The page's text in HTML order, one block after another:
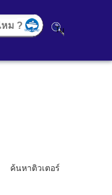
ค้นหาติวเตอร์